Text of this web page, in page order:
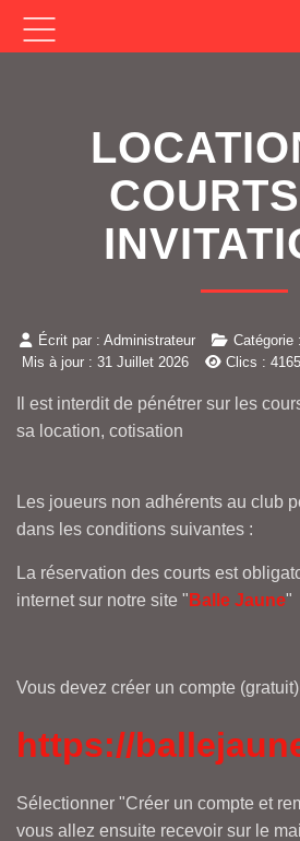
Écrit par :Administrateur Catégorie :
Mis à jour : 31 Juillet 2026
Clics :
Il est interdit de pénétrer sur les
sa location, cotisation
Les joueurs non adhérents au club
dans les conditions suivantes :
La réservation des courts est
internet sur notre site " Balle Jaune"
Vous devez créer un compte
https://
Sélectionner "Créer un compte et
vous allez ensuite recevoir sur le